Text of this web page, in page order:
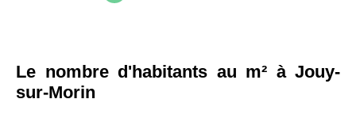
Le nombre d'habitants au m² à Jouy-
sur-Morin